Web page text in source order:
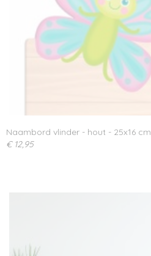
Naambord vlinder - hout - 25x16 cm
€ 12,95